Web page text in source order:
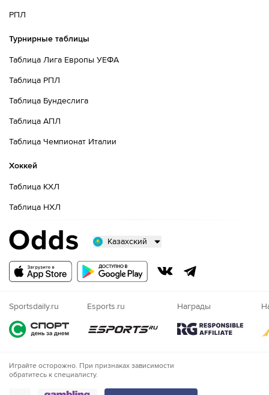
РПЛ
Турнирные таблицы
Таблица Лига Европы УЕФА
Таблица РПЛ
Таблица Бундеслига
Таблица АПЛ
Таблица Чемпионат Италии
Хоккей
Таблица КХЛ
Таблица НХЛ
Казахский
Русский
Nigeria
Sportsdaily.ru Esports.ru Награды
Играйте осторожно. При признаках зависимости
обратитесь к специалисту.